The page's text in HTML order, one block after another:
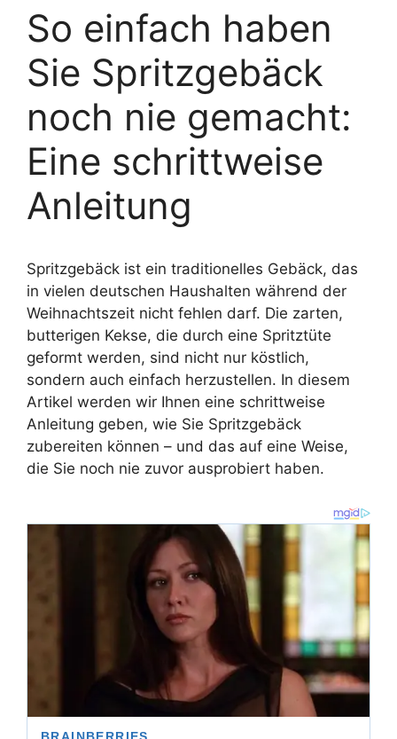
So einfach haben
Sie Spritzgebäck
noch nie gemacht:
Eine schrittweise
Anleitung
Spritzgebäck ist ein traditionelles Gebäck, das
in vielen deutschen Haushalten während der
Weihnachtszeit nicht fehlen darf. Die zarten,
butterigen Kekse, die durch eine Spritztüte
geformt werden, sind nicht nur köstlich,
sondern auch einfach herzustellen. In diesem
Artikel werden wir Ihnen eine schrittweise
Anleitung geben, wie Sie Spritzgebäck
zubereiten können – und das auf eine Weise,
die Sie noch nie zuvor ausprobiert haben.